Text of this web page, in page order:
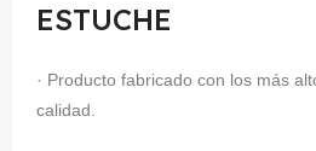
ESTUCHE
· Producto fabricado con los más
calidad.